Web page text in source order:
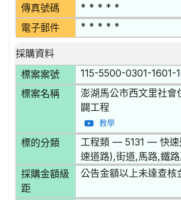
傳真號碼 * * * * *
電子郵件 * * * * *
採購資料
標案案號
115-5500-0301-1601-
標案名稱
澎湖馬公市西文里社會
闢工程
教學
標的分類
工程類 — 5131 — 快速
速道路),街道,馬路,鐵
採購金額級
距
公告金額以上未達查核